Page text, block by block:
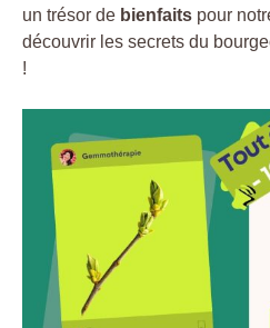
un trésor de bienfaits pour
découvrir les secrets du
!